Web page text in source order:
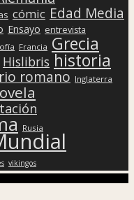
cómic Edad Media
Ensayo entrevista
Francia Grecia
Hislibris historia
romano Inglaterra
Rusia
vikingos